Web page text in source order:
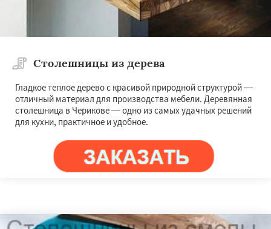
Столешницы из дерева
Гладкое теплое дерево с красивой природной структурой —
отличный материал для производства мебели. Деревянная
столешница в Черикове — одно из самых удачных решений
для кухни, практичное и удобное.